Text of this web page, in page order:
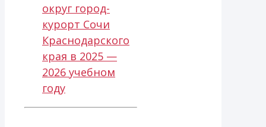
округ город-
курорт Сочи
Краснодарского
края в 2025 —
2026 учебном
году